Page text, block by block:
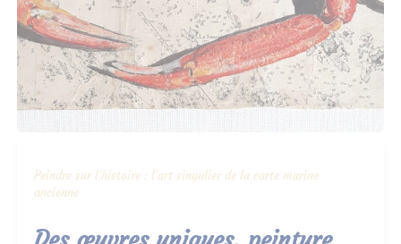
Peindre sur l’histoire : l’art singulier de la carte marine
ancienne